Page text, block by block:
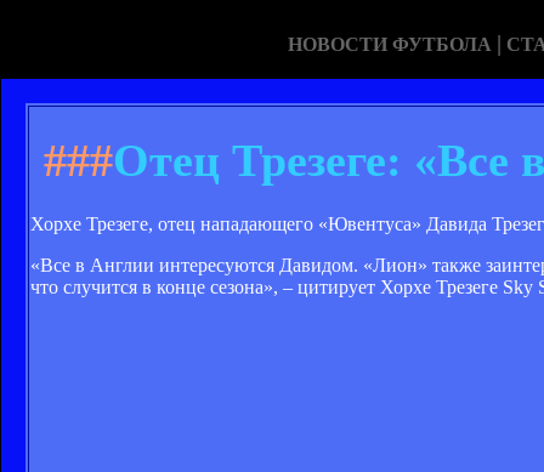
НОВОСТИ ФУТБОЛА |
###Отец Трезеге: «Все
Хорхе Трезеге, отец нападающего «Ювентуса» Давида
«Все в Англии интересуются Давидом. «Лион» также
что случится в конце сезона», – цитирует Хорхе Трезеге Sky